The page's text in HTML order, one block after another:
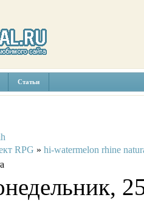
Статьи
RPG » hi-watermelon rhine